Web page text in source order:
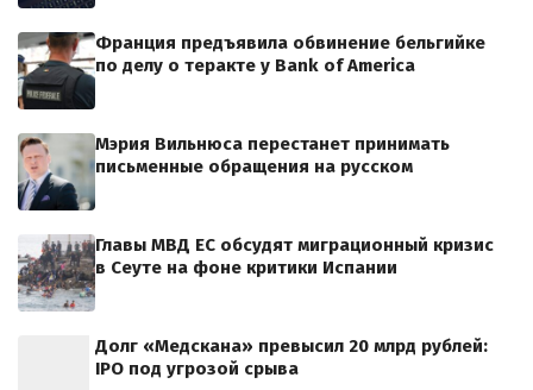
Франция предъявила обвинение бельгийке
по делу о теракте у Bank of America
Мэрия Вильнюса перестанет принимать
письменные обращения на русском
Главы МВД ЕС обсудят миграционный кризис
в Сеуте на фоне критики Испании
Долг «Медскана» превысил 20 млрд рублей:
IPO под угрозой срыва